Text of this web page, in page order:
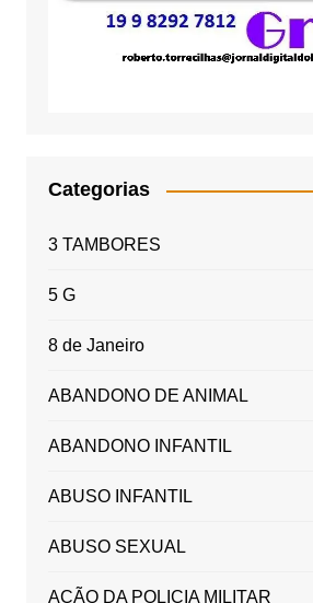
Categorias
3 TAMBORES
5 G
8 de Janeiro
ABANDONO DE ANIMAL
ABANDONO INFANTIL
ABUSO INFANTIL
ABUSO SEXUAL
AÇÃO DA POLICIA MILITAR